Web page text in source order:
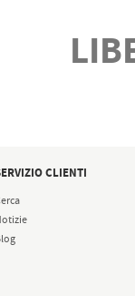
CLIENTI